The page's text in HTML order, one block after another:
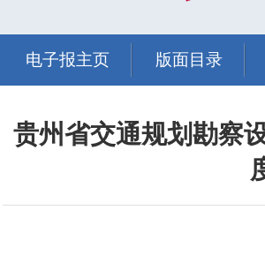
电子报主页 版面目录
贵州省交通规划勘察